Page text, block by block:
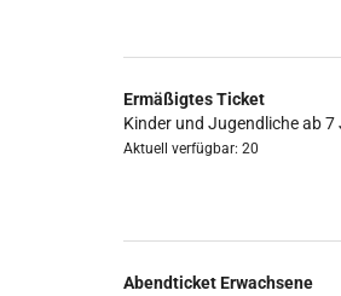
Ermäßigtes Ticket
Kinder und Jugendliche ab
Aktuell verfügbar: 20
Abendticket Erwachsene